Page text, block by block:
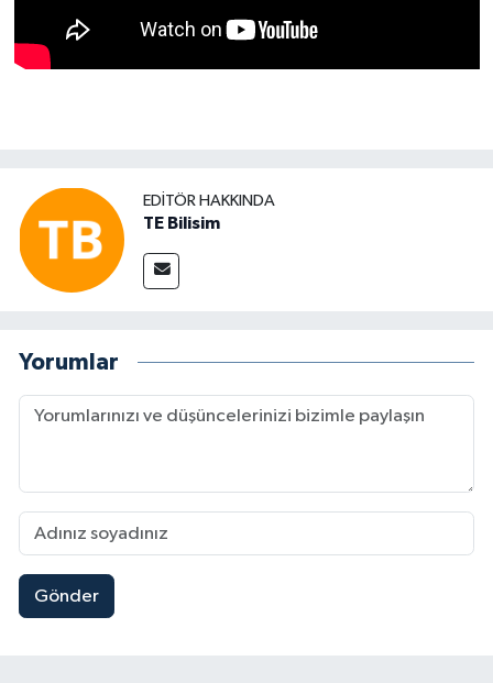
EDITÖR HAKKINDA
TE Bilisim
Yorumlar
Gönder